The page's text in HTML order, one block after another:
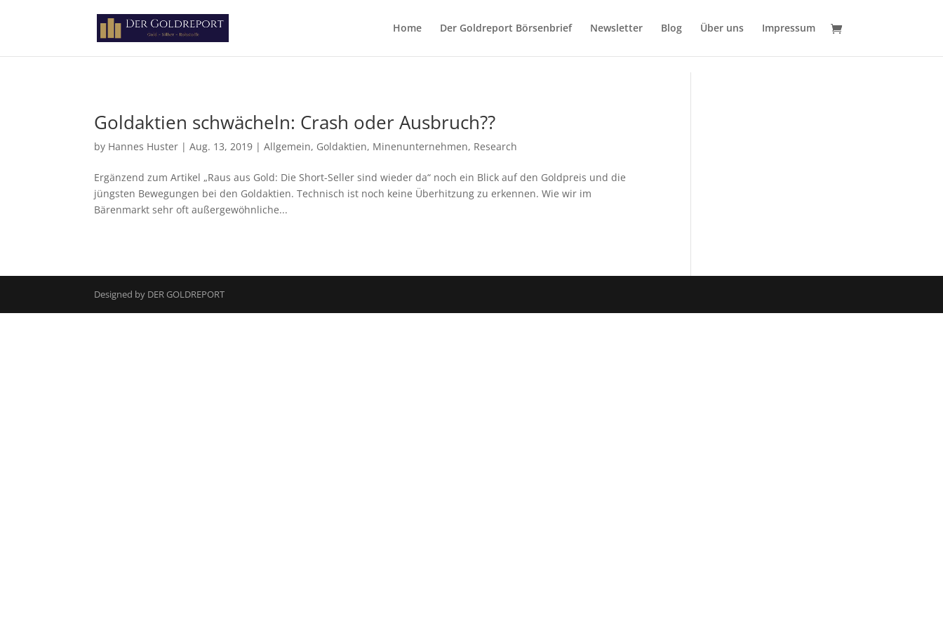
Home
Der Goldreport Börsenbrief Newsletter Blog Über uns Impressum
Goldaktien schwächeln: Crash oder Ausbruch??
by Hannes Huster |Aug. 13, 2019 |Allgemein, Goldaktien, Minenunternehmen, Research
Ergänzend zum Artikel „Raus aus Gold: Die Short-Seller sind wieder da“ noch ein Blick auf den Goldpreis und die
jüngsten Bewegungen bei den Goldaktien. Technisch ist noch keine Überhitzung zu erkennen. Wie wir im
Bärenmarkt sehr oft außergewöhnliche...
Designed by DER GOLDREPORT